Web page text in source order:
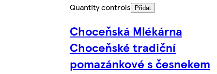
Quantity controls
Přidat
Choceňská Mlékárna
Choceňské tradiční
pomazánkové s česnekem